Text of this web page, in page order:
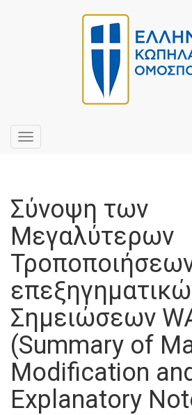
Toggle
navigation
Σύνοψη των
Μεγαλύτερων
Σημειώσεων
(Summary of
Modification
Explanatory